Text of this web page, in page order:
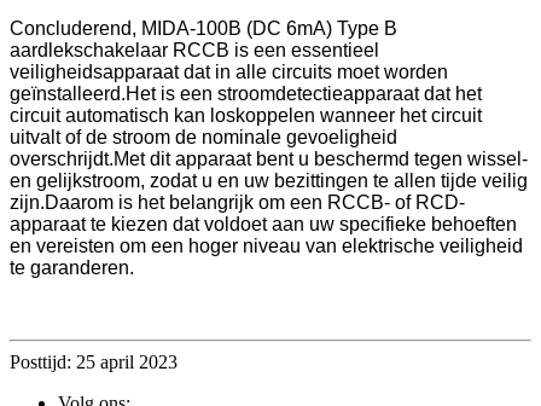
Concluderend, MIDA-100B (DC 6mA) Type B
aardlekschakelaar RCCB is een essentieel
veiligheidsapparaat dat in alle circuits moet worden
geïnstalleerd.Het is een stroomdetectieapparaat dat het
circuit automatisch kan loskoppelen wanneer het circuit
uitvalt of de stroom de nominale gevoeligheid
overschrijdt.Met dit apparaat bent u beschermd tegen wissel-
en gelijkstroom, zodat u en uw bezittingen te allen tijde veilig
zijn.Daarom is het belangrijk om een ​​RCCB- of RCD-
apparaat te kiezen dat voldoet aan uw specifieke behoeften
en vereisten om een ​​hoger niveau van elektrische veiligheid
te garanderen.
Posttijd: 25 april 2023